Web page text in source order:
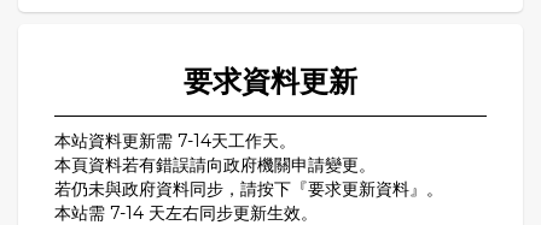
要求資料更新
本站資料更新需 7-14天工作天。
本頁資料若有錯誤請向政府機關申請變更。
若仍未與政府資料同步，請按下『要求更新資料』。
本站需 7-14 天左右同步更新生效。